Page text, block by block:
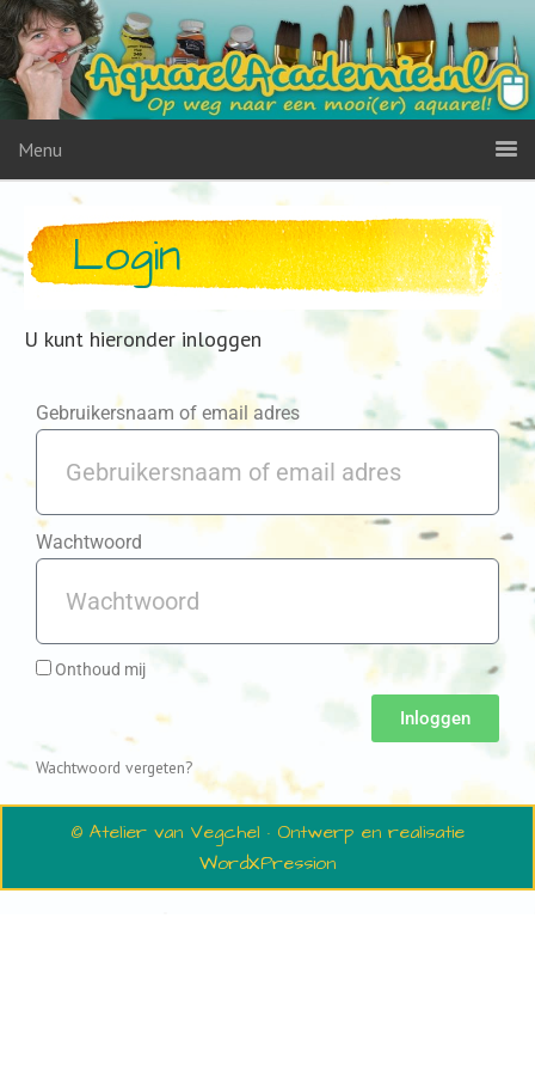
Menu
Login
U kunt hieronder inloggen
Gebruikersnaam of email adres
Wachtwoord
Onthoud mij
Inloggen
Wachtwoord vergeten?
© Atelier van Vegchel · Ontwerp en realisatie
WordXPression